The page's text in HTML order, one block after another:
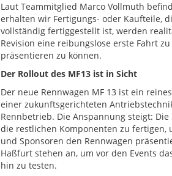
Laut Teammitglied Marco Vollmuth
erhalten wir Fertigungs- oder Kaufteile,
vollständig fertiggestellt ist, werden
Revision eine reibungslose erste Fahrt
präsentieren zu können.
Der Rollout des MF13 ist in Sicht
Der neue Rennwagen MF 13 ist ein
einer zukunftsgerichteten
Rennbetrieb. Die Anspannung steigt:
die restlichen Komponenten zu fertigen,
und Sponsoren den Rennwagen
Haßfurt stehen an, um vor den Events
hin zu testen.